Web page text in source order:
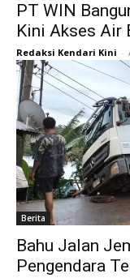
PT WIN
Kini Akses Air
Redaksi Kendari Kini -
Berita
Bahu Jalan
Pengendara